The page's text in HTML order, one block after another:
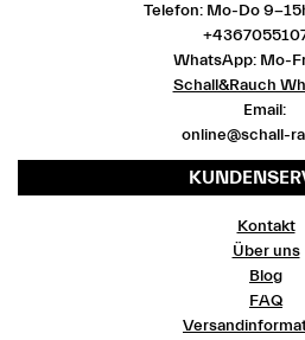
Telefon: Mo-Do 9-
WhatsApp: Mo-
Schall&Rauch
Email:
online@schall-
Kontakt
Über uns
Blog
FAQ